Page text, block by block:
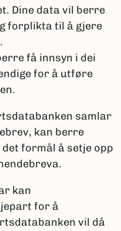
Dine data vil berre
forplikta til å gjere
få innsyn i dei
for å utføre
samlar
kan berre
formål å setje opp
kan
for å
vil då